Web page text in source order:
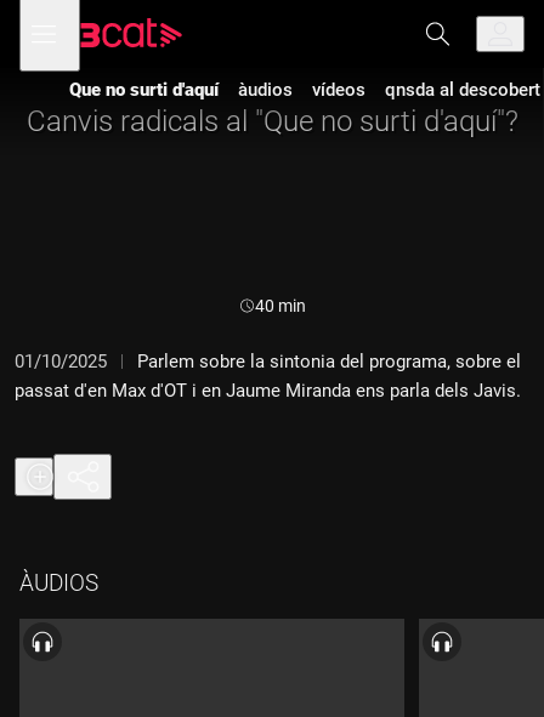
navegació
principal
menú
de
Que no surti d'aquí àudios vídeos qnsda al descobert
Canvis radicals al "Que no surti d'aquí"?
Durada:
40 min
01/10/2025
Parlem sobre la sintonia del programa, sobre el
passat d'en Max d'OT i en Jaume Miranda ens parla dels Javis.
ÀUDIOS